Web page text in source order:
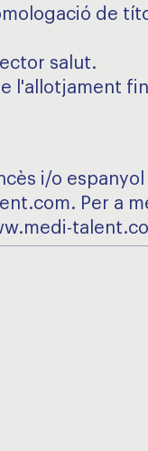
de
salut.
l'allotjament
i/o
Per a